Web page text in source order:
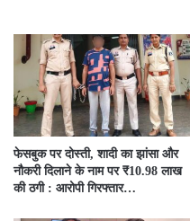
फेसबुक पर दोस्ती, शादी का झांसा और
नौकरी दिलाने के नाम पर ₹10.98 लाख
की ठगी : आरोपी गिरफ्तार…